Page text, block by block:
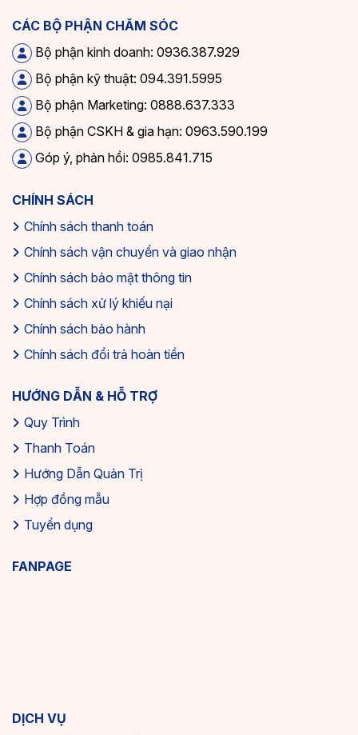
CÁC BỘ PHẬN CHĂM SÓC
Bộ phận kinh doanh: 0936.387.929
Bộ phận kỹ thuật: 094.391.5995
Bộ phận Marketing: 0888.637.333
Bộ phận CSKH & gia hạn: 0963.590.199
Góp ý, phản hồi: 0985.841.715
CHÍNH SÁCH
Chính sách thanh toán
Chính sách vận chuyển và giao nhận
Chính sách bảo mật thông tin
Chính sách xử lý khiếu nại
Chính sách bảo hành
Chính sách đổi trả hoàn tiền
HƯỚNG DẪN & HỖ TRỢ
Quy Trình
Thanh Toán
Hướng Dẫn Quản Trị
Hợp đồng mẫu
Tuyển dụng
FANPAGE
DỊCH VỤ